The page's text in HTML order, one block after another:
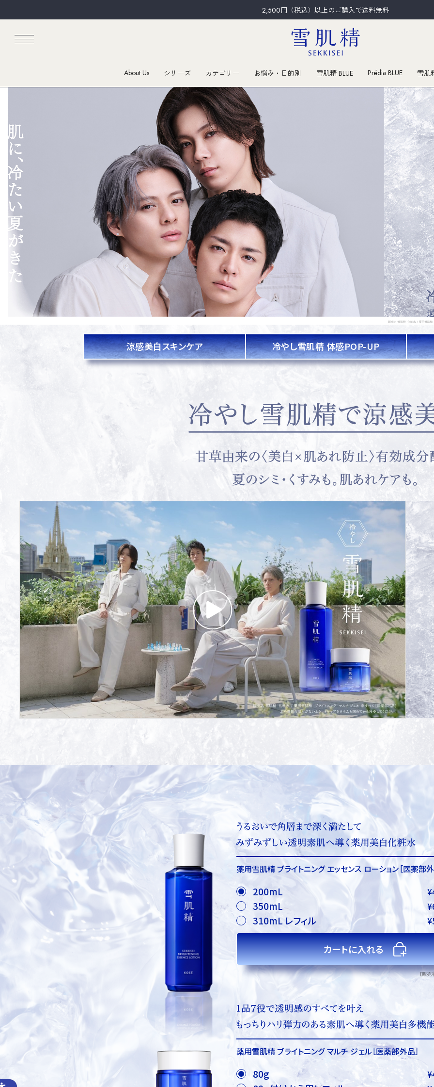
2,500円（税込）以上のご購入で送料無料
About Us シリーズ カテゴリー お悩み・目的別 雪肌精 BLUE Prédia BLUE 雪肌
涼感美白スキンケア 冷やし雪肌精体感POP-UP
薬用雪肌精 ブライトニング エッセンス ローション［医薬部
200mL
350mL
310mL レフィル
カートに入れる
【販売
薬用雪肌精 ブライトニング マルチ ジェル［医薬部外品］
80g